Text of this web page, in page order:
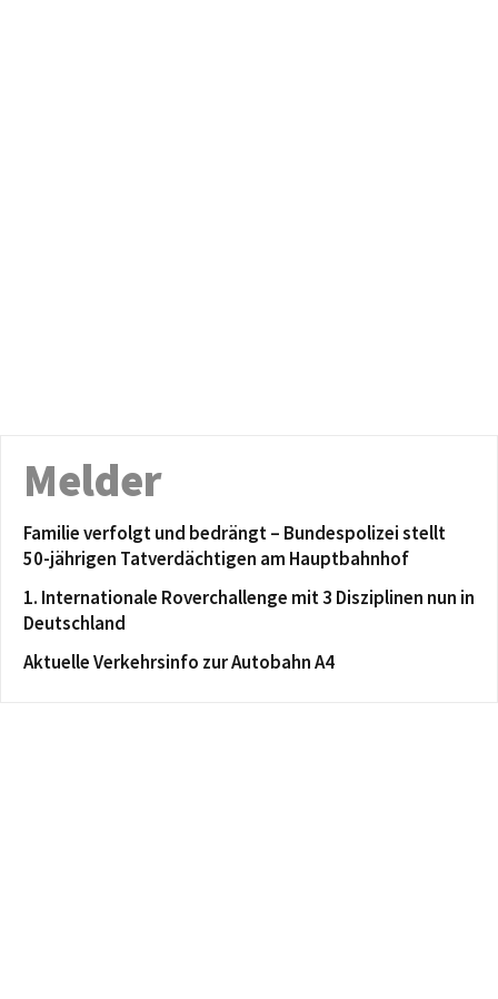
Melder
Familie verfolgt und bedrängt – Bundespolizei stellt
50-jährigen Tatverdächtigen am Hauptbahnhof
1. Internationale Roverchallenge mit 3 Disziplinen nun in
Deutschland
Aktuelle Verkehrsinfo zur Autobahn A4